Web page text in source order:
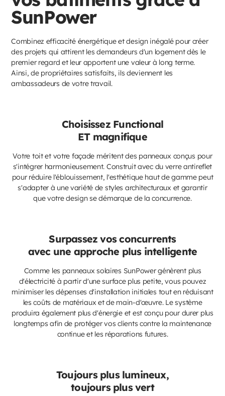
SunPower
Combinez efficacité énergétique et design inégalé pour créer
des projets qui attirent les demandeurs d'un logement dès le
premier regard et leur apportent une valeur à long terme.
Ainsi, de propriétaires satisfaits, ils deviennent les
ambassadeurs de votre travail.
Choisissez Functional
ET magnifique
Votre toit et votre façade méritent des panneaux conçus pour
s'intégrer harmonieusement. Construit avec du verre antireflet
pour réduire l'éblouissement, l'esthétique haut de gamme peut
s'adapter à une variété de styles architecturaux et garantir
que votre design se démarque de la concurrence.
Surpassez vos concurrents
avec une approche plus intelligente
Comme les panneaux solaires SunPower génèrent plus
d'électricité à partir d'une surface plus petite, vous pouvez
minimiser les dépenses d'installation initiales tout en réduisant
les coûts de matériaux et de main-d'œuvre. Le système
produira également plus d'énergie et est conçu pour durer plus
longtemps afin de protéger vos clients contre la maintenance
continue et les réparations futures.
Toujours plus lumineux,
toujours plus vert